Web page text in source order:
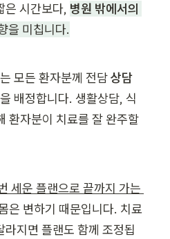
은 시간보다, 병원 밖에서의
을 미칩니다.
모든 환자분께 전담 상담
을 배정합니다. 생활상담, 식
환자분이 치료를 잘 완주할
세운 플랜으로 끝까지 가는
은 변하기 때문입니다. 치료
지면 플랜도 함께 조정됩